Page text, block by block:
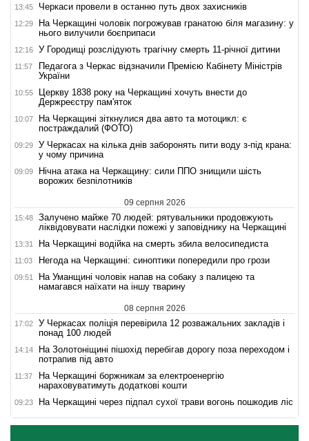
13:45 Черкаси провели в останню путь двох захисників
12:29
На Черкащині чоловік погрожував гранатою біля магазину: у
нього вилучили боєприпаси
12:16 У Городищі розслідують трагічну смерть 11-річної дитини
11:57
Педагога з Черкас відзначили Премією Кабінету Міністрів
України
10:55
Церкву 1838 року на Черкащині хочуть внести до
Держреєстру пам'яток
10:07
На Черкащині зіткнулися два авто та мотоцикл: є
постраждалий (ФОТО)
09:29
У Черкасах на кілька днів заборонять пити воду з-під крана:
у чому причина
09:09
Нічна атака на Черкащину: сили ППО знищили шість
ворожих безпілотників
09 серпня 2026
15:48
Залучено майже 70 людей: рятувальники продовжують
ліквідовувати наслідки пожежі у заповіднику на Черкащині
13:31 На Черкащині водійка на смерть збила велосипедиста
11:03 Негода на Черкащині: синоптики попередили про грози
09:51
На Уманщині чоловік напав на собаку з палицею та
намагався наїхати на іншу тварину
08 серпня 2026
17:02
У Черкасах поліція перевірила 12 розважальних закладів і
понад 100 людей
14:14
На Золотоніщині пішохід перебігав дорогу поза переходом і
потрапив під авто
11:37
На Черкащині боржникам за електроенергію
нараховуватимуть додаткові кошти
09:23 На Черкащині через підпал сухої трави вогонь пошкодив ліс